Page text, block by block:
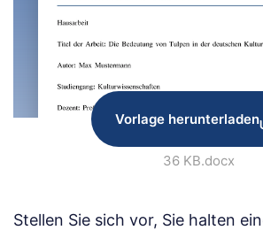
Vorlage herunterladen
36 KB.docx
Stellen Sie sich vor, Sie halten